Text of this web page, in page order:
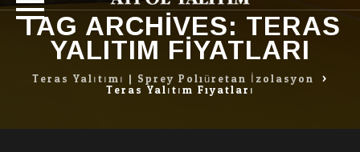
SkipTAG ARCHIVES: TERAS
YALITIM FIYATLARI
Teras Yalıtımı | Sprey Poliüretan İzolasyon >
Teras Yalıtım Fiyatları